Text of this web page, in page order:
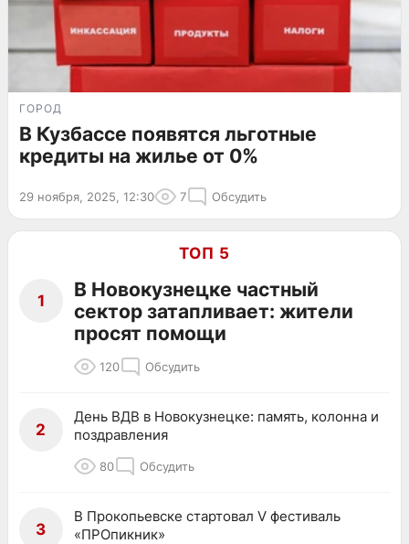
ГОРОД
В Кузбассе появятся льготные
кредиты на жилье от 0%
29 ноября, 2025, 12:30 7 Обсудить
ТОП 5
1
В Новокузнецке частный
сектор затапливает: жители
просят помощи
120 Обсудить
2
День ВДВ в Новокузнецке: память, колонна и
поздравления
80 Обсудить
3
В Прокопьевске стартовал V фестиваль
«ПРОпикник»